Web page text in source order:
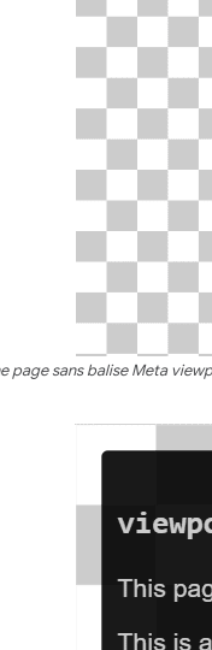
page sans balise Meta